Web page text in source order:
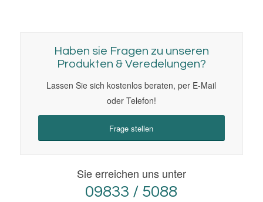
Haben sie Fragen zu unseren
Produkten & Veredelungen?
Lassen Sie sich kostenlos beraten, per E-Mail
oder Telefon!
Frage stellen
Sie erreichen uns unter
09833 / 5088